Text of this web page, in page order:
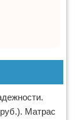
Матрас